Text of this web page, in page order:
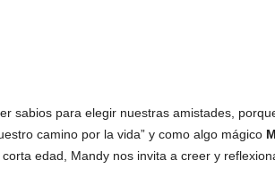
sabios para elegir nuestras amistades,
camino por la vida” y como algo mágico
edad, Mandy nos invita a creer y